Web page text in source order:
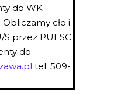
do WK
cło i
S przez PUESC
do
tel. 509-